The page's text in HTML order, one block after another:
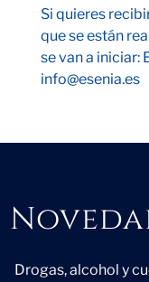
Si quieres
que se están
se van a
info@esenia.es
Novedad
Drogas, alcohol y